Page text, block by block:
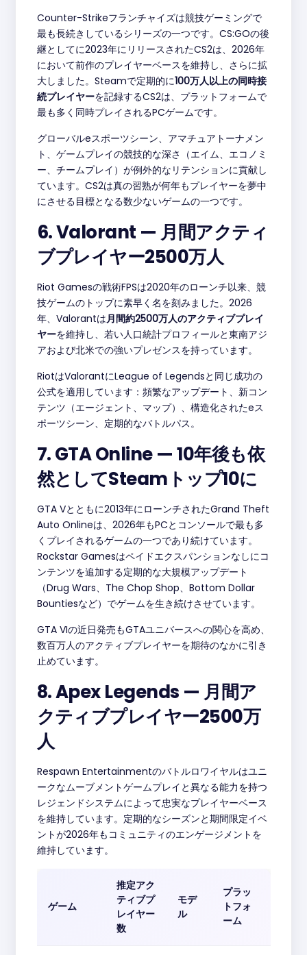
Counter-Strikeフランチャイズは競技ゲーミングで
最も長続きしているシリーズの一つです。CS:GOの後
継としてに2023年にリリースされたCS2は、2026年
において前作のプレイヤーベースを維持し、さらに拡
大しました。Steamで定期的に100万人以上の同時接
続プレイヤーを記録するCS2は、プラットフォームで
最も多く同時プレイされるPCゲームです。
グローバルeスポーツシーン、アマチュアトーナメン
ト、ゲームプレイの競技的な深さ（エイム、エコノミ
ー、チームプレイ）が例外的なリテンションに貢献し
ています。CS2は真の習熟が何年もプレイヤーを夢中
にさせる目標となる数少ないゲームの一つです。
6. Valorant — 月間アクティ
ブプレイヤー2500万人
Riot Gamesの戦術FPSは2020年のローンチ以来、競
技ゲームのトップに素早く名を刻みました。2026
年、Valorantは月間約2500万人のアクティブプレイ
ヤーを維持し、若い人口統計プロフィールと東南アジ
アおよび北米での強いプレゼンスを持っています。
RiotはValorantにLeague of Legendsと同じ成功の
公式を適用しています：頻繁なアップデート、新コン
テンツ（エージェント、マップ）、構造化されたeス
ポーツシーン、定期的なバトルパス。
7. GTA Online — 10年後も依
然としてSteamトップ10に
GTA Vとともに2013年にローンチされたGrand Theft
Auto Onlineは、2026年もPCとコンソールで最も多
くプレイされるゲームの一つであり続けています。
Rockstar Gamesはペイドエクスパンションなしにコ
ンテンツを追加する定期的な大規模アップデート
（Drug Wars、The Chop Shop、Bottom Dollar
Bountiesなど）でゲームを生き続けさせています。
GTA VIの近日発売もGTAユニバースへの関心を高め、
数百万人のアクティブプレイヤーを期待のなかに引き
止めています。
8. Apex Legends — 月間ア
クティブプレイヤー2500万
人
Respawn Entertainmentのバトルロワイヤルはユニ
ークなムーブメントゲームプレイと異なる能力を持つ
レジェンドシステムによって忠実なプレイヤーベース
を維持しています。定期的なシーズンと期間限定イベ
ントが2026年もコミュニティのエンゲージメントを
維持しています。
ゲーム
推定アク
ティブプ
レイヤー
数
モデ
ル
プラッ
トフォ
ーム